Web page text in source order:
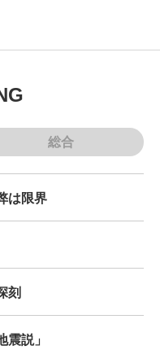
総合
は限界
刻
説」